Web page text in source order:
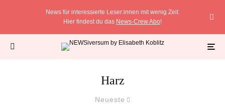
News für interessierte Leser:innen mit wenig Zeit.
Hier findest du das News-Crew Abo!
Harz
Neueste